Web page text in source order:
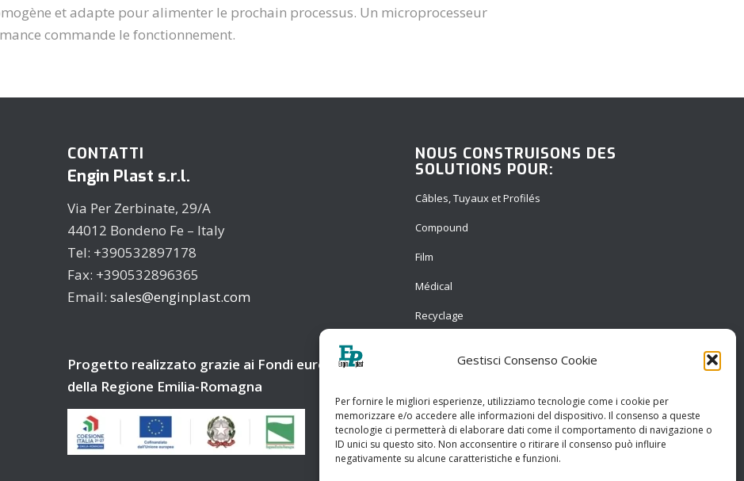
Gestisci Consenso Cookie
Per fornire le migliori esperienze, utilizziamo tecnologie come i cookie per
memorizzare e/o accedere alle informazioni del dispositivo. Il consenso a queste
tecnologie ci permetterà di elaborare dati come il comportamento di navigazione o
ID unici su questo sito. Non acconsentire o ritirare il consenso può influire
negativamente su alcune caratteristiche e funzioni.
et adapte pour alimenter le prochain processus. Un microprocesseur
commande le fonctionnement.
CONTATTI
Engin Plast s.r.l.
Via Per Zerbinate, 29/A
44012 Bondeno Fe – Italy
Tel: +390532897178
Fax: +390532896365
Email: sales@enginplast.com
Progetto realizzato grazie ai Fondi europei
della Regione Emilia-Romagna
NOUS CONSTRUISONS DES
SOLUTIONS POUR:
Câbles, Tuyaux et Profilés
Compound
Film
Médical
Recyclage